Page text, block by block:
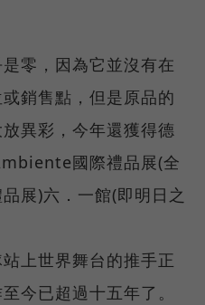
零，因為它並沒有在
銷售點，但是原品的
異彩，今年還獲得德
國際禮品展(全
展)六．一館(即明日之
上世界舞台的推手正
今已超過十五年了。